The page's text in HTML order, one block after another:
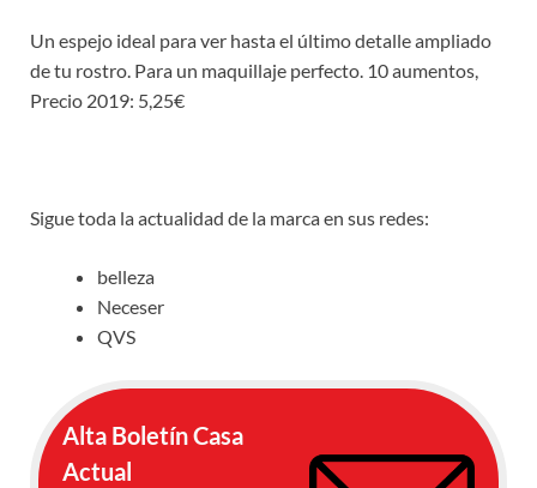
Un espejo ideal para ver hasta el último detalle ampliado
de tu rostro. Para un maquillaje perfecto. 10 aumentos,
Precio 2019: 5,25€
Sigue toda la actualidad de la marca en sus redes:
belleza
Neceser
QVS
Alta Boletín Casa
Actual